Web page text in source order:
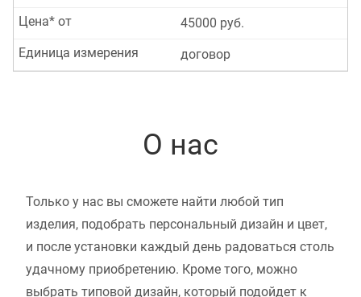
45000 руб.
Цена* от
договор
Единица измерения
О нас
Только у нас вы сможете найти любой тип
изделия, подобрать персональный дизайн и цвет,
и после установки каждый день радоваться столь
удачному приобретению. Кроме того, можно
выбрать типовой дизайн, который подойдет к